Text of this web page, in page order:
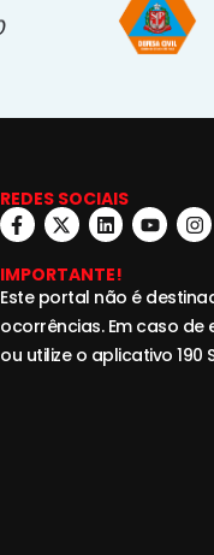
REDES SOCIAIS
IMPORTANTE!
Este portal não é
ocorrências. Em caso de
ou utilize o aplicativo 190